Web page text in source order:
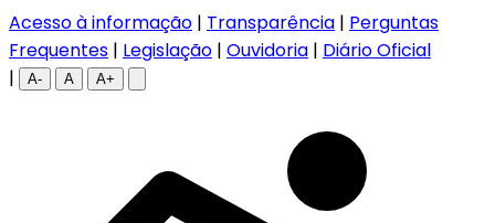
Acesso à informação | Transparência | Perguntas
Frequentes | Legislação | Ouvidoria | Diário Oficial
|
A- A A+